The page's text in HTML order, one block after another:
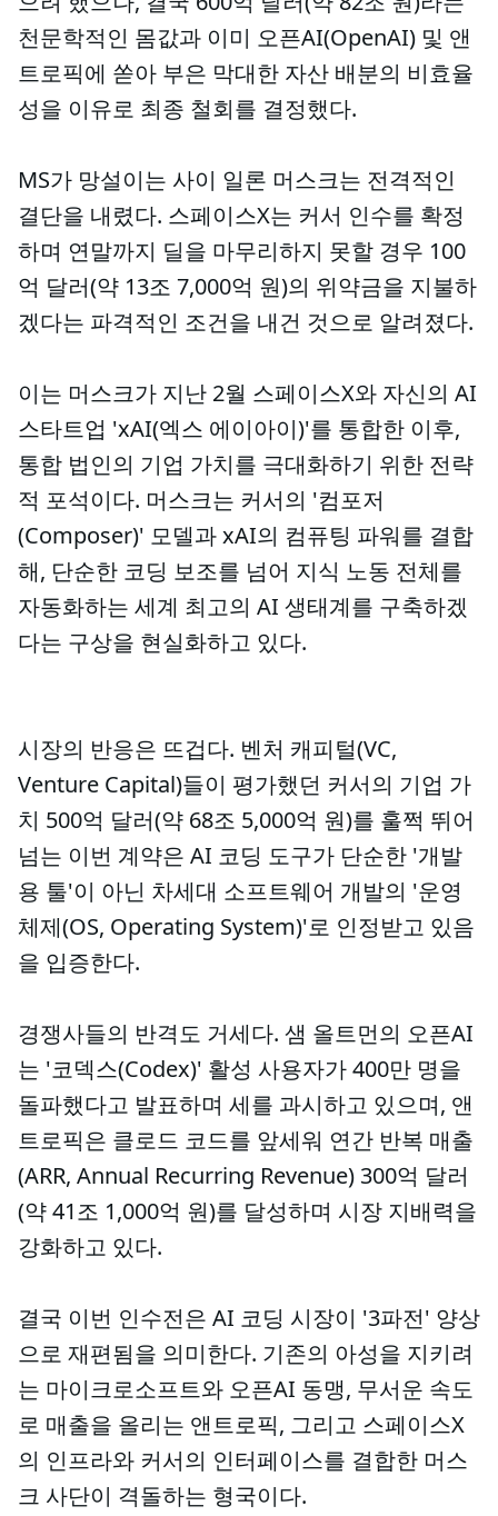
천문학적인 몸값과 이미 오픈AI(OpenAI) 및 앤
트로픽에 쏟아 부은 막대한 자산 배분의 비효율
성을 이유로 최종 철회를 결정했다.
MS가 망설이는 사이 일론 머스크는 전격적인
결단을 내렸다. 스페이스X는 커서 인수를 확정
하며 연말까지 딜을 마무리하지 못할 경우 100
억 달러(약 13조 7,000억 원)의 위약금을 지불하
겠다는 파격적인 조건을 내건 것으로 알려졌다.
이는 머스크가 지난 2월 스페이스X와 자신의 AI
스타트업 'xAI(엑스 에이아이)'를 통합한 이후,
통합 법인의 기업 가치를 극대화하기 위한 전략
적 포석이다. 머스크는 커서의 '컴포저
(Composer)' 모델과 xAI의 컴퓨팅 파워를 결합
해, 단순한 코딩 보조를 넘어 지식 노동 전체를
자동화하는 세계 최고의 AI 생태계를 구축하겠
다는 구상을 현실화하고 있다.
시장의 반응은 뜨겁다. 벤처 캐피털(VC,
Venture Capital)들이 평가했던 커서의 기업 가
치 500억 달러(약 68조 5,000억 원)를 훌쩍 뛰어
넘는 이번 계약은 AI 코딩 도구가 단순한 '개발
용 툴'이 아닌 차세대 소프트웨어 개발의 '운영
체제(OS, Operating System)'로 인정받고 있음
을 입증한다.
경쟁사들의 반격도 거세다. 샘 올트먼의 오픈AI
는 '코덱스(Codex)' 활성 사용자가 400만 명을
돌파했다고 발표하며 세를 과시하고 있으며, 앤
트로픽은 클로드 코드를 앞세워 연간 반복 매출
(ARR, Annual Recurring Revenue) 300억 달러
(약 41조 1,000억 원)를 달성하며 시장 지배력을
강화하고 있다.
결국 이번 인수전은 AI 코딩 시장이 '3파전' 양상
으로 재편됨을 의미한다. 기존의 아성을 지키려
는 마이크로소프트와 오픈AI 동맹, 무서운 속도
로 매출을 올리는 앤트로픽, 그리고 스페이스X
의 인프라와 커서의 인터페이스를 결합한 머스
크 사단이 격돌하는 형국이다.